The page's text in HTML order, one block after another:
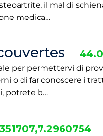
il mal di
medica…
per permettervi di
o di far conoscere i
potrete b…